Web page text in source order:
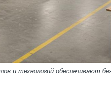
и технологий обеспечивают